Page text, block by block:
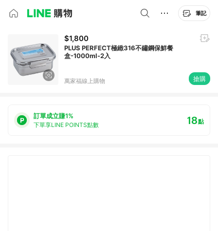
筆記
$1,800
PLUS PERFECT極緻316不鏽鋼保鮮餐
盒-1000ml-2入
萬家福線上購物 搶購
訂單成立賺1%
下單享LINE POINTS點數 18點